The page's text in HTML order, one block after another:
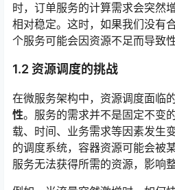
时，订单服务的计算需求会突然
相对稳定。这时，如果我们没有
个服务可能会因资源不足而导致
1.2 资源调度的挑战
在微服务架构中，资源调度面临
性。服务的需求并不是固定不变
载、时间、业务需求等因素发生
的调度系统，容器资源可能会被
服务无法获得所需的资源，影响